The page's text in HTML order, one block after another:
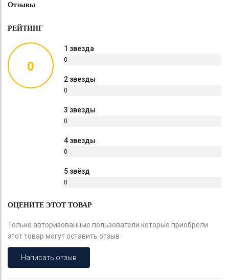
Отзывы
РЕЙТИНГ
0
1 звезда
0
2 звезды
0
3 звезды
0
4 звезды
0
5 звёзд
0
ОЦЕНИТЕ ЭТОТ ТОВАР
Только авторизованные пользователи которые приобрели
этот товар могут оставить отзыв
Написать отзыв